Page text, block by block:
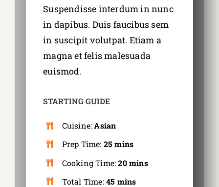
Suspendisse interdum in nunc
in dapibus. Duis faucibus sem
in suscipit volutpat. Etiam a
magna et felis malesuada
euismod.
STARTING GUIDE
Cuisine:Asian
Prep Time: 25 mins
Cooking Time:20 mins
Total Time:45 mins